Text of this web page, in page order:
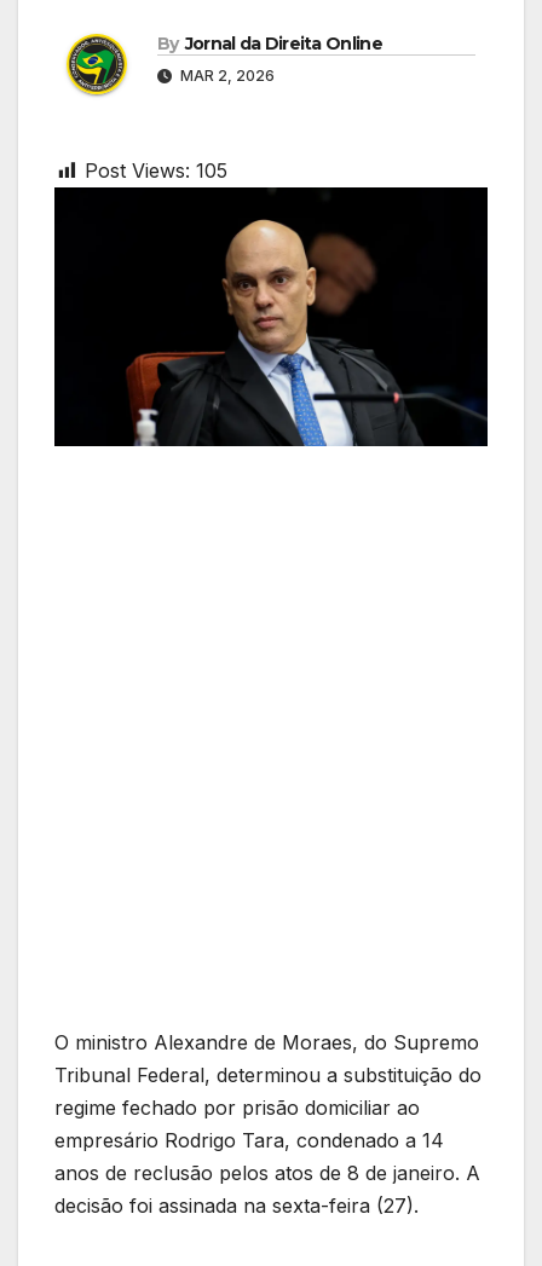
By Jornal da Direita Online
MAR 2, 2026
Post Views: 105
O ministro Alexandre de Moraes, do Supremo
Tribunal Federal, determinou a substituição do
regime fechado por prisão domiciliar ao
empresário Rodrigo Tara, condenado a 14
anos de reclusão pelos atos de 8 de janeiro. A
decisão foi assinada na sexta-feira (27).